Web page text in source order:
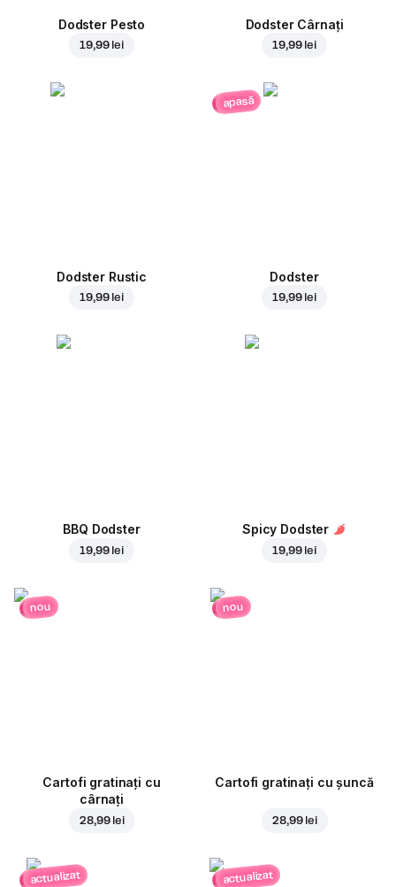
Dodster Pesto
19,99 lei
Dodster Cârnați
19,99 lei
Dodster Rustic
19,99 lei
apasă
Dodster
19,99 lei
BBQ Dodster
19,99 lei
Spicy Dodster
19,99 lei
nou
Cartofi gratinați cu
cârnați
28,99 lei
nou
Cartofi gratinați cu șuncă
28,99 lei
actualizat actualizat